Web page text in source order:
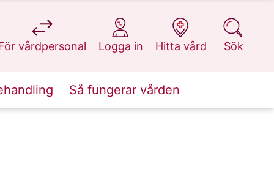
vårdpersonal
på 1177.se
Logga in
på 1177.se
Hitta vård
på 1177.se
Sök
på 1177.se
Så fungerar vården